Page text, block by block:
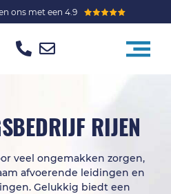
ons met een 4.9
RIJEN
veel ongemakken zorgen,
afvoerende leidingen en
Gelukkig biedt een